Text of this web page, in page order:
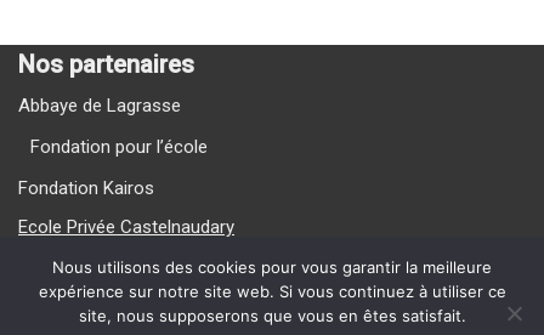
Nos partenaires
Abbaye de Lagrasse
Fondation pour l’école
Fondation Kairos
Ecole Privée Castelnaudary
Ecole Privée Carcassonne
Nos Vidéos
Nous utilisons des cookies pour vous garantir la meilleure
expérience sur notre site web. Si vous continuez à utiliser ce
site, nous supposerons que vous en êtes satisfait.